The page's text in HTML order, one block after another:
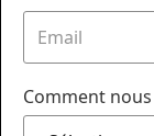
Comment